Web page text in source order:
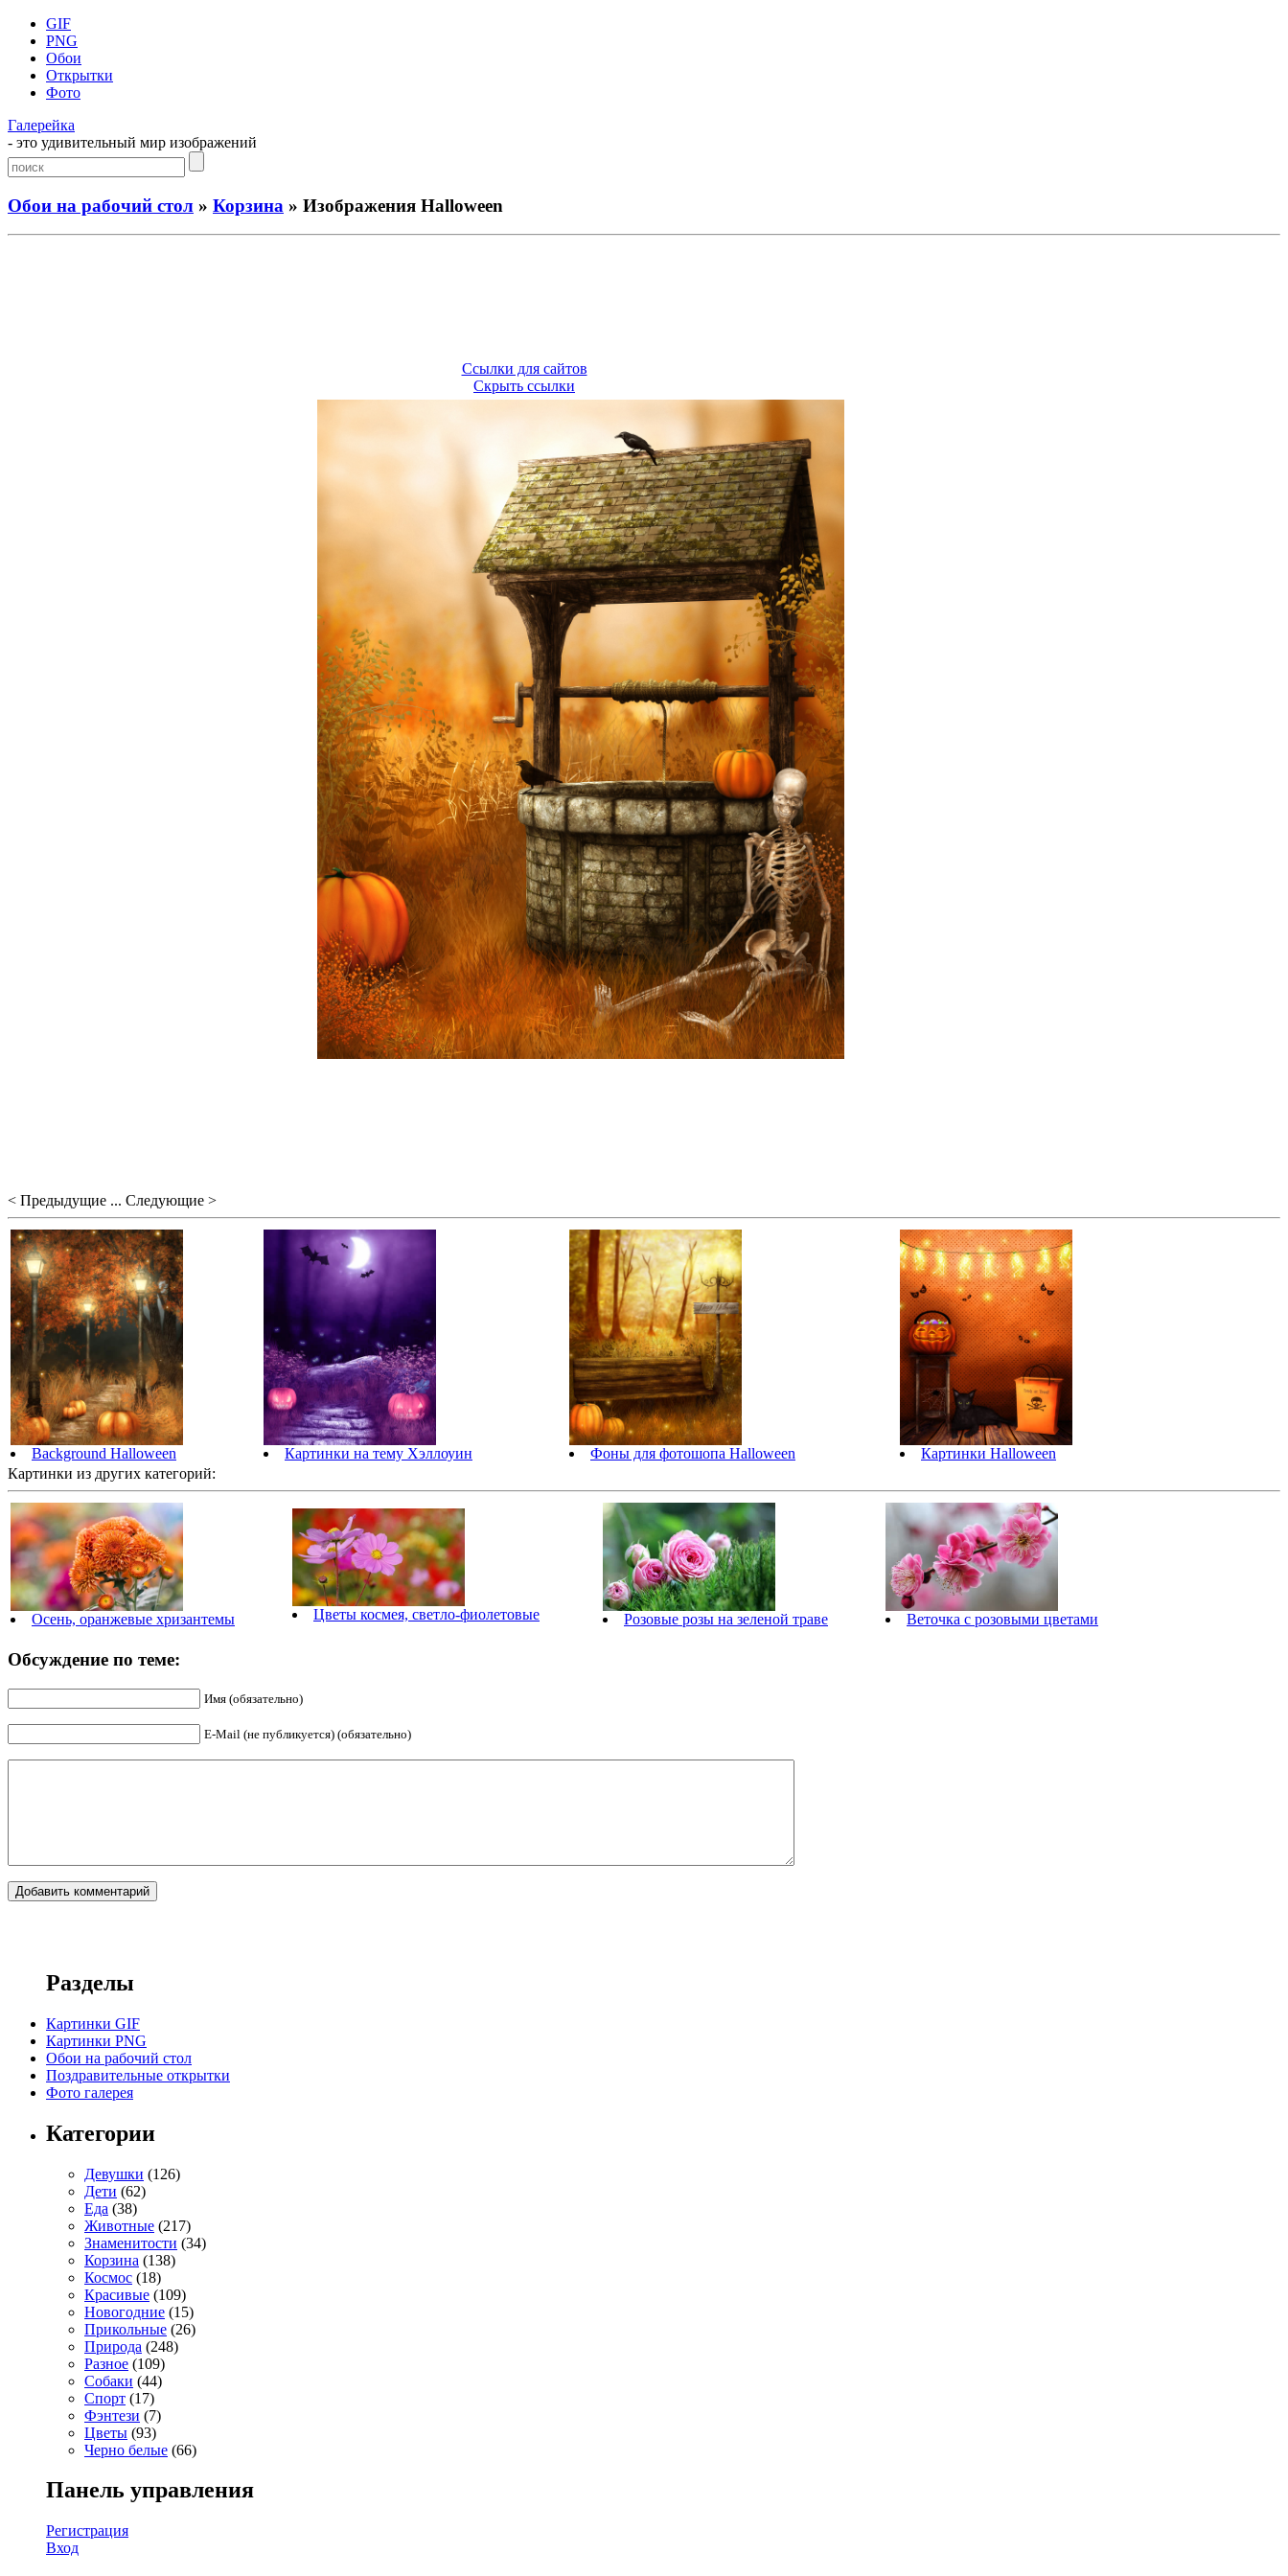
GIF
PNG
Обои
Открытки
Фото
Галерейка
- это удивительный мир изображений
Обои на рабочий стол » Корзина » Изображения Halloween
Ссылки для сайтов
Скрыть ссылки
< Предыдущие ... Следующие >
Background Halloween Картинки на тему Хэллоуин Фоны для фотошопа Halloween
Картинки Halloween
Картинки из других категорий:
Осень, оранжевые хризантемы Цветы космея, светло-фиолетовые Розовые розы на зеленой траве Веточка с розовыми цветами
Обсуждение по теме:
Имя (обязательно)
E-Mail (не публикуется) (обязательно)
Разделы
Картинки GIF
Картинки PNG
Обои на рабочий стол
Поздравительные открытки
Фото галерея
Категории
Девушки (126)
Дети (62)
Еда (38)
Животные (217)
Знаменитости (34)
Корзина (138)
Космос (18)
Красивые (109)
Новогодние (15)
Прикольные (26)
Природа (248)
Разное (109)
Собаки (44)
Спорт (17)
Фэнтези (7)
Цветы (93)
Черно белые (66)
Панель управления
Регистрация
Вход